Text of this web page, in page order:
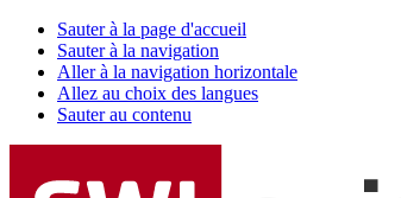
Sauter à la page d'accueil
Sauter à la navigation
Aller à la navigation horizontale
Allez au choix des langues
Sauter au contenu